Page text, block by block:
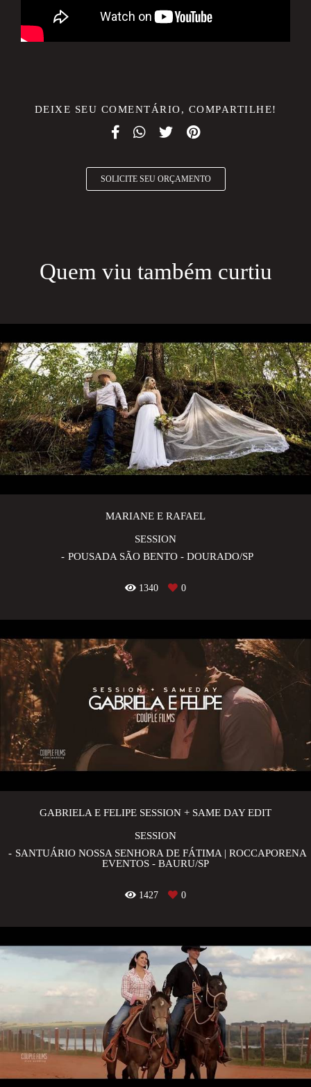
DEIXE SEU COMENTÁRIO, COMPARTILHE!
SOLICITE SEU ORÇAMENTO
Quem viu também curtiu
MARIANE E RAFAEL
SESSION
POUSADA SÃO BENTO - DOURADO/SP
1340 0
GABRIELA E FELIPE SESSION + SAME DAY EDIT
SESSION
SANTUÁRIO NOSSA SENHORA DE FÁTIMA | ROCCAPORENA
EVENTOS - BAURU/SP
1427 0